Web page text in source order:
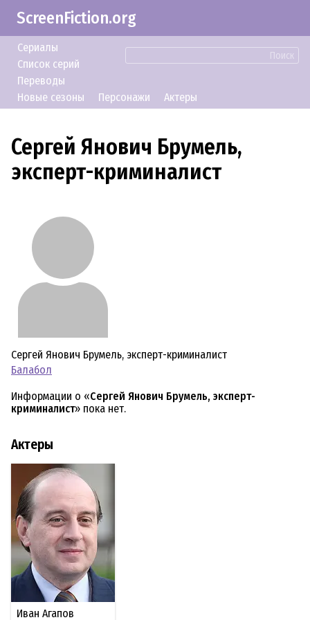
ScreenFiction.org
Поиск
Сериалы
Список серий
Переводы
Новые сезоны
Персонажи Актеры
Сергей Янович Брумель,
эксперт-криминалист
Сергей Янович Брумель, эксперт-криминалист
Балабол
Информации о «Сергей Янович Брумель, эксперт-
криминалист» пока нет.
Актеры
Иван Агапов